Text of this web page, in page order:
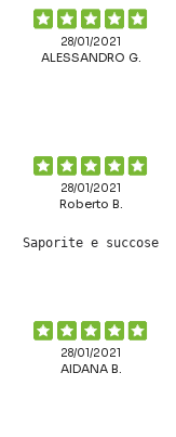
28/01/2021
ALESSANDRO G.
28/01/2021
Roberto B.
Saporite e succose
28/01/2021
AIDANA B.